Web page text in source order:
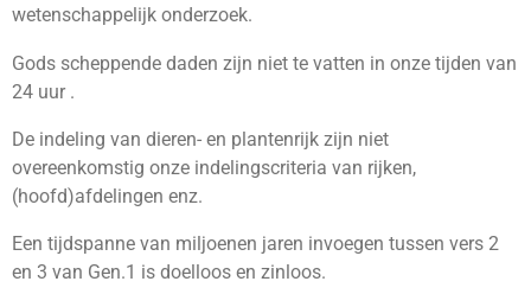
wetenschappelijk onderzoek.
Gods scheppende daden zijn niet te vatten in onze tijden van
24 uur .
De indeling van dieren- en plantenrijk zijn niet
overeenkomstig onze indelingscriteria van rijken,
(hoofd)afdelingen enz.
Een tijdspanne van miljoenen jaren invoegen tussen vers 2
en 3 van Gen.1 is doelloos en zinloos.